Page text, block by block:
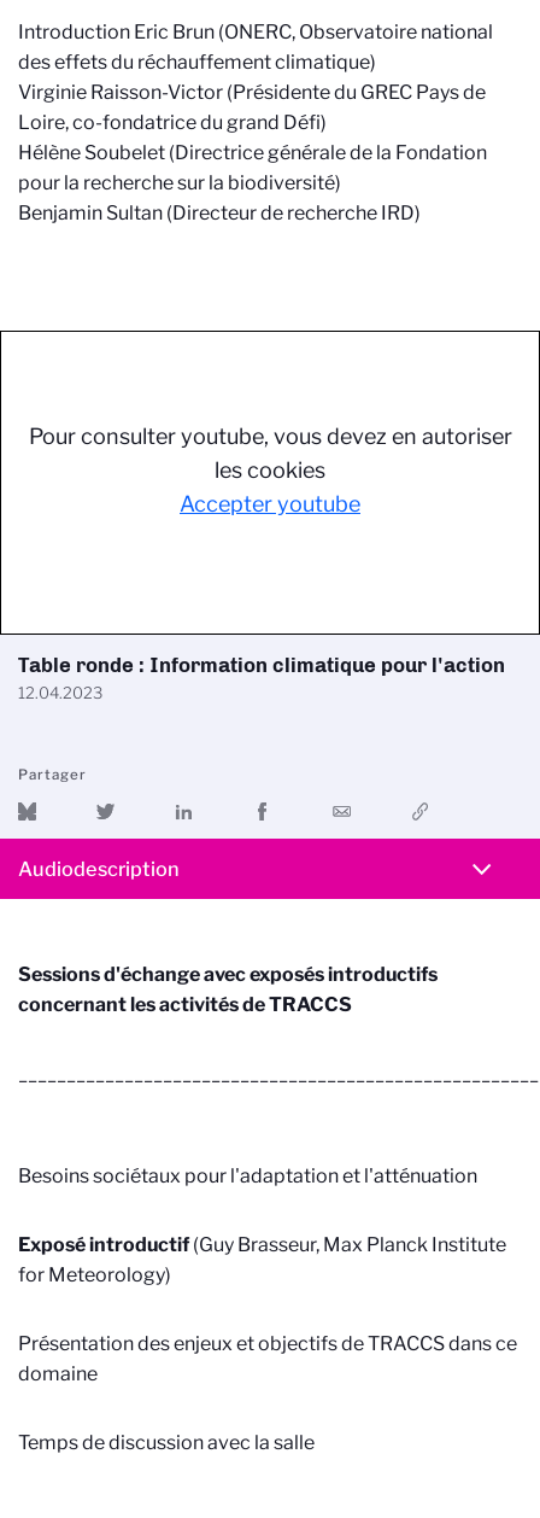
Introduction Eric Brun (ONERC, Observatoire national
des effets du réchauffement climatique)
Virginie Raisson-Victor (Présidente du GREC Pays de
Loire, co-fondatrice du grand Défi)
Hélène Soubelet (Directrice générale de la Fondation
pour la recherche sur la biodiversité)
Benjamin Sultan (Directeur de recherche IRD)
Pour consulter youtube, vous devez en autoriser
les cookies
Accepter youtube
Table ronde : Information climatique pour l'action
12.04.2023
Partager
Audiodescription
Sessions d'échange avec exposés introductifs
concernant les activités de TRACCS
Besoins sociétaux pour l'adaptation et l'atténuation
Exposé introductif(Guy Brasseur, Max Planck Institute
for Meteorology)
Présentation des enjeux et objectifs de TRACCS dans ce
domaine
Temps de discussion avec la salle